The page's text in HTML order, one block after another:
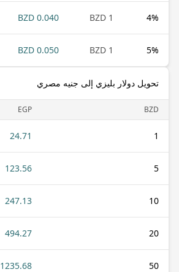
4%
1 BZD
0.040 BZD
5%
1 BZD
0.050 BZD
تحويل دولار بليزي إلى جنيه مصري
BZD
EGP
1
24.71
5
123.56
10
247.13
20
494.27
50
1235.68